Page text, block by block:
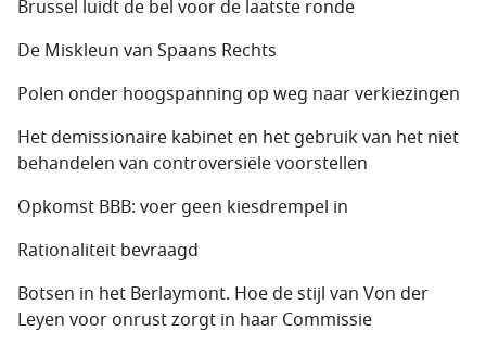
Brussel luidt de bel voor de laatste ronde
De Miskleun van Spaans Rechts
Polen onder hoogspanning op weg naar verkiezingen
Het demissionaire kabinet en het gebruik van het niet
behandelen van controversiële voorstellen
Opkomst BBB: voer geen kiesdrempel in
Rationaliteit bevraagd
Botsen in het Berlaymont. Hoe de stijl van Von der
Leyen voor onrust zorgt in haar Commissie